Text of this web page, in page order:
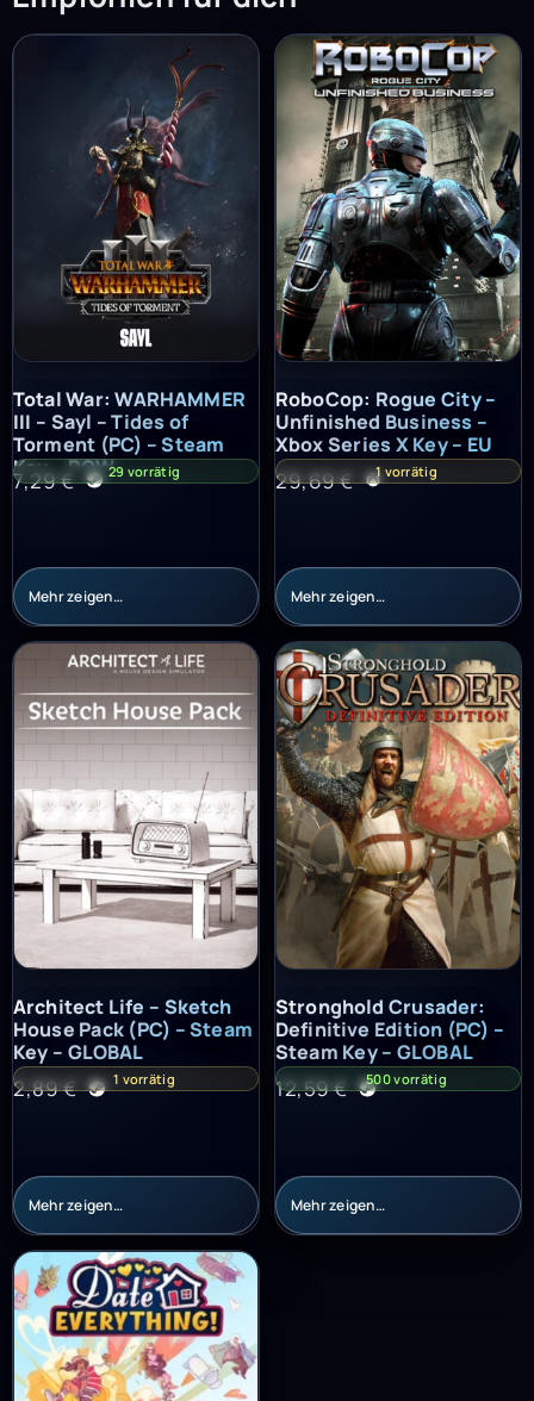
Total War: WARHAMMER III – Sayl – Tides of Torment (PC) –
Total War: WARHAMMER
III – Sayl – Tides of
Torment (PC) – Steam
Key – ROW
7,29€ 29 vorrätig
Mehr zeigen…
RoboCop: Rogue City –
RoboCop: Rogue City –
Unfinished Business –
Xbox Series X Key – EU
29,69€ 1 vorrätig
Mehr zeigen…
Architect Life – Sketch House Pack (PC) – Steam Key – GLOBAL
Architect Life – Sketch
House Pack (PC) – Steam
Key – GLOBAL
2,89€ 1 vorrätig
Mehr zeigen…
Stronghold Crusader: Definitive
Stronghold Crusader:
Definitive Edition (PC) –
Steam Key – GLOBAL
12,59€ 500 vorrätig
Mehr zeigen…